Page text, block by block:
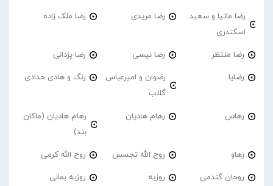
رضا ماتیا و سعید
اسکندری
رضا مریدی رضا ملک زاده
رضا منتظر رضا نیسی رضا یزدانی
رضایا
رضوان و امیرعباس
گلاب
رنگ و هادی حدادی
رهاس رهام هادیان
رهام هادیان (ماکان
بند)
رهاو روح الله تجسس روح الله کرمی
روحان گندمی روزبه روزبه بمانی